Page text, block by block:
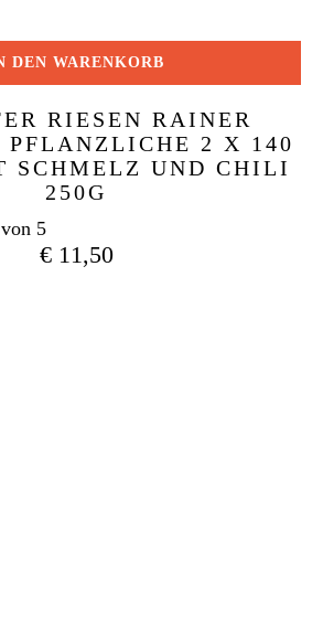
DEN WARENKORB
RIESEN RAINER
PFLANZLICHE 2 X 140
SCHMELZ UND CHILI
250G
von 5
€11,50